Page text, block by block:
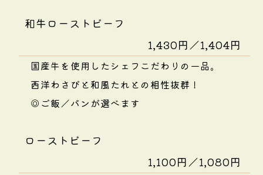
和牛ローストビーフ
1,430円／1,404円
国産牛を使用したシェフこだわりの一品。
西洋わさびと和風たれとの相性抜群！
◎ご飯／パンが選べます
ローストビーフ
1,100円／1,080円